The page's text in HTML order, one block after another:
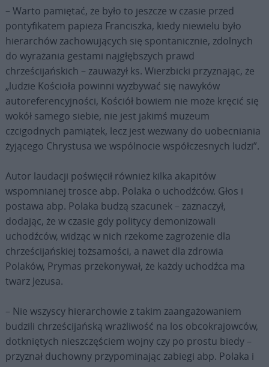
– Warto pamiętać, że było to jeszcze w czasie przed
pontyfikatem papieża Franciszka, kiedy niewielu było
hierarchów zachowujących się spontanicznie, zdolnych
do wyrażania gestami najgłębszych prawd
chrześcijańskich – zauważył ks. Wierzbicki przyznając, że
„ludzie Kościoła powinni wyzbywać się nawyków
autoreferencyjności, Kościół bowiem nie może kręcić się
wokół samego siebie, nie jest jakimś muzeum
czcigodnych pamiątek, lecz jest wezwany do uobecniania
żyjącego Chrystusa we wspólnocie współczesnych ludzi”.
Autor laudacji poświęcił również kilka akapitów
wspomnianej trosce abp. Polaka o uchodźców. Głos i
postawa abp. Polaka budzą szacunek – zaznaczył,
dodając, że w czasie gdy politycy demonizowali
uchodźców, widząc w nich rzekome zagrożenie dla
chrześcijańskiej tożsamości, a nawet dla zdrowia
Polaków, Prymas przekonywał, że każdy uchodźca ma
twarz Jezusa.
– Nie wszyscy hierarchowie z takim zaangażowaniem
budzili chrześcijańską wrażliwość na los obcokrajowców,
dotkniętych nieszczęściem wojny czy po prostu biedy –
przyznał duchowny przypominając zabiegi abp. Polaka i